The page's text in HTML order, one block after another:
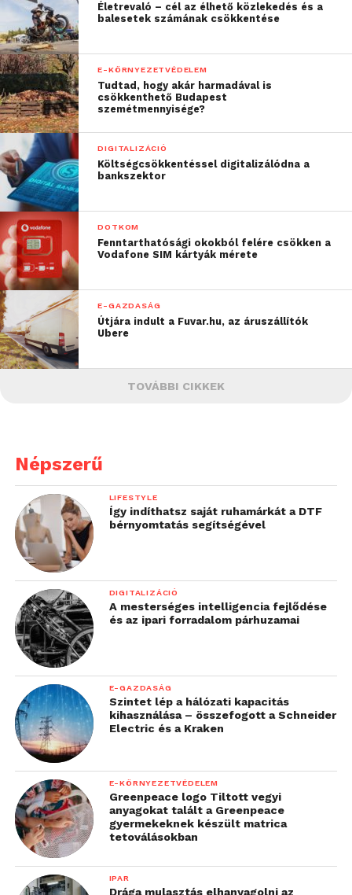
Életrevaló – cél az élhető közlekedés és a
balesetek számának csökkentése
E-KÖRNYEZETVÉDELEM
Tudtad, hogy akár harmadával is
csökkenthető Budapest
szemétmennyisége?
DIGITALIZÁCIÓ
Költségcsökkentéssel digitalizálódna a
bankszektor
DOTKOM
Fenntarthatósági okokból felére csökken a
Vodafone SIM kártyák mérete
E-GAZDASÁG
Útjára indult a Fuvar.hu, az áruszállítók
Ubere
TOVÁBBI CIKKEK
Népszerű
LIFESTYLE
Így indíthatsz saját ruhamárkát a DTF
bérnyomtatás segítségével
DIGITALIZÁCIÓ
A mesterséges intelligencia fejlődése
és az ipari forradalom párhuzamai
E-GAZDASÁG
Szintet lép a hálózati kapacitás
kihasználása – összefogott a Schneider
Electric és a Kraken
E-KÖRNYEZETVÉDELEM
Greenpeace logo Tiltott vegyi
anyagokat talált a Greenpeace
gyermekeknek készült matrica
tetoválásokban
IPAR
Drága mulasztás elhanyagolni az